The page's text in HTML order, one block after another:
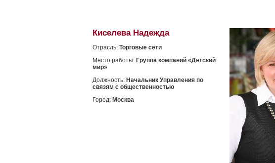
Киселева Надежда
Отрасль: Торговые сети
Место работы: Группа компаний «Детский
мир»
Должность: Начальник Управления по
связям с общественностью
Город: Москва